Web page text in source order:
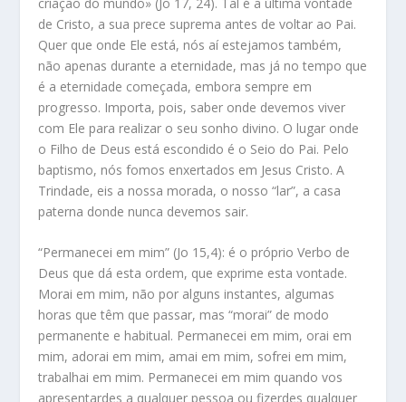
de Cristo, a sua prece suprema antes de voltar ao Pai.
Quer que onde Ele está, nós aí estejamos também,
não apenas durante a eternidade, mas já no tempo que
é a eternidade começada, embora sempre em
progresso. Importa, pois, saber onde devemos viver
com Ele para realizar o seu sonho divino. O lugar onde
o Filho de Deus está escondido é o Seio do Pai. Pelo
baptismo, nós fomos enxertados em Jesus Cristo. A
Trindade, eis a nossa morada, o nosso “lar”, a casa
paterna donde nunca devemos sair.
“Permanecei em mim” (Jo 15,4): é o próprio Verbo de
Deus que dá esta ordem, que exprime esta vontade.
Morai em mim, não por alguns instantes, algumas
horas que têm que passar, mas “morai” de modo
permanente e habitual. Permanecei em mim, orai em
mim, adorai em mim, amai em mim, sofrei em mim,
trabalhai em mim. Permanecei em mim quando vos
apresentardes a qualquer pessoa ou fizerdes qualquer